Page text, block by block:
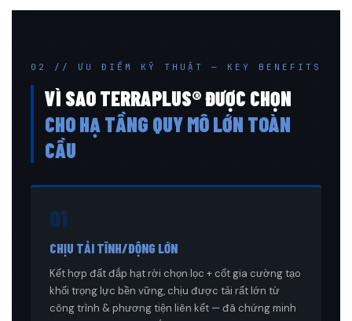
02 // ƯU ĐIỂM KỸ THUẬT — KEY BENEFITS
VÌ SAO TERRAPLUS® ĐƯỢC CHỌN
CHO HẠ TẦNG QUY MÔ LỚN TOÀN
CẦU
01
CHỊU TẢI TĨNH/ĐỘNG LỚN
Kết hợp đất đắp hạt rời chọn lọc + cốt gia cường tạo
khối trọng lực bền vững, chịu được tải rất lớn từ
công trình & phương tiện liên kết — đã chứng minh